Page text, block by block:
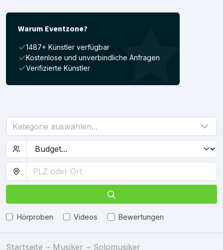
Warum Eventzone?
1487+ Künstler verfügbar
Kostenlose und unverbindliche Anfragen
Verifizierte Künstler
Kategorie auswählen...
Hörproben Videos Bewertungen
Startseite Musiker Solomusiker